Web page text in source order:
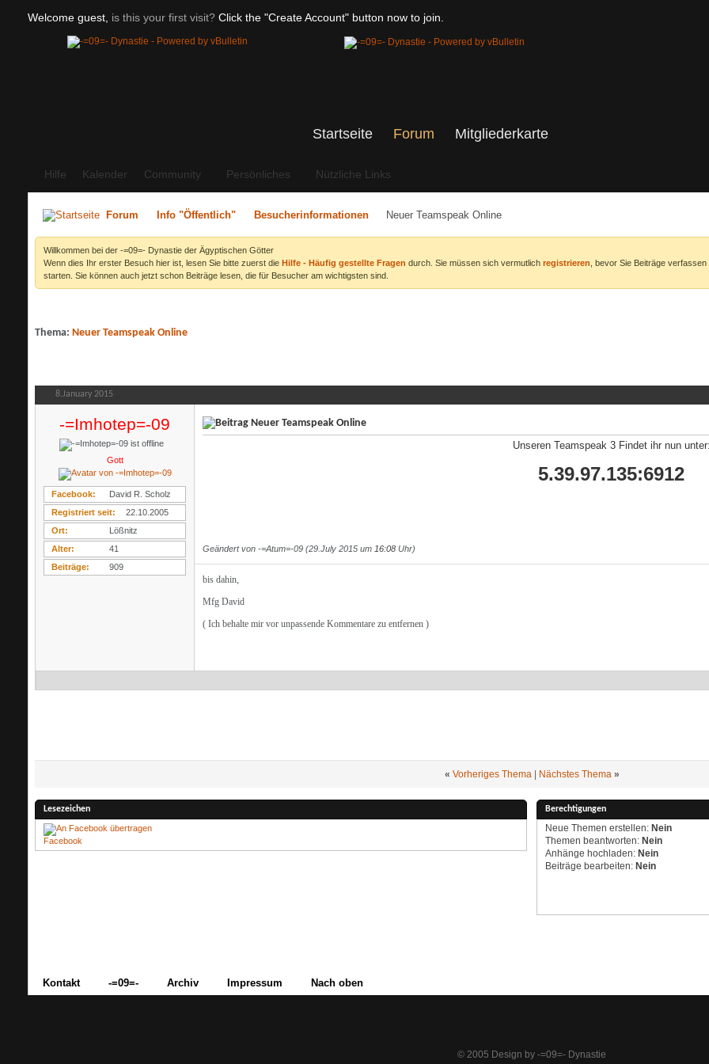
Welcome guest, is this your first visit? Click the "Create Account" button now to join.
Startseite Forum
Hilfe Kalender Community Persönliches Nützliche Links
Mitgliederkarte
Forum Info "Öffentlich" Besucherinformationen Neuer Teamspeak Online
Willkommen bei der -=09=- Dynastie der Ägyptischen Götter
Wenn dies Ihr erster Besuch hier ist, lesen Sie bitte zuerst die Hilfe - Häufig gestellte Fragen durch. Sie müssen sich vermutlich registrieren , bevor Sie Beiträge
starten. Sie können auch jetzt schon Beiträge lesen, die für Besucher am wichtigsten sind.
Thema: Neuer Teamspeak Online
8.January 2015
-=Imhotep=-09
Gott
Facebook
David R. Scholz
Registriert seit
22.10.2005
Ort
Lößnitz
Alter
41
Beiträge
909
Neuer Teamspeak Online
Unseren Teamspeak 3 Findet ihr nun unter:
5.39.97.135:6912
Geändert von -=Atum=-09 (29.July 2015 um 16:08 Uhr)
bis dahin,
Mfg David
( Ich behalte mir vor unpassende Kommentare zu entfernen )
« Vorheriges Thema| Nächstes Thema »
Lesezeichen
Facebook
Berechtigungen
Neue Themen erstellen: Nein
Themen beantworten: Nein
Anhänge hochladen: Nein
Beiträge bearbeiten: Nein
Kontakt -=09=- Archiv Impressum Nach oben
© 2005 Design by -=09=- Dynastie